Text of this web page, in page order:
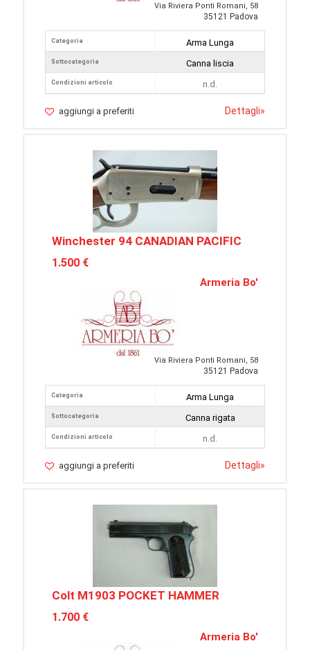
Via Riviera Ponti Romani, 58
35121 Padova
Categoria
Sottocategoria
Condizioni articolo
Arma Lunga
Canna liscia
n.d.
aggiungi a preferiti Dettagli»
Winchester 94 CANADIAN PACIFIC
1.500 €
Armeria Bo'
Via Riviera Ponti Romani, 58
35121 Padova
Categoria
Sottocategoria
Condizioni articolo
Arma Lunga
Canna rigata
n.d.
aggiungi a preferiti Dettagli»
Colt M1903 POCKET HAMMER
1.700 €
Armeria Bo'